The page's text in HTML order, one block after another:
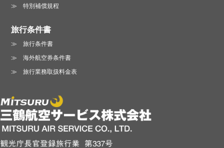
特別補償規程
旅行条件書
旅行条件書
海外航空券条件書
旅行業務取扱料金表